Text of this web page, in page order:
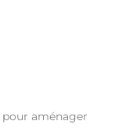
pour aménager